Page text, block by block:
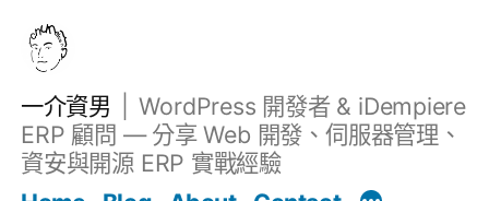
一介資男
WordPress 開發者 & iDempiere
ERP 顧問 — 分享 Web 開發、伺服器管理、
資安與開源 ERP 實戰經驗
文章